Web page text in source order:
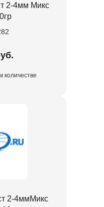
2-4мм Микс
количестве
2-4ммМикс